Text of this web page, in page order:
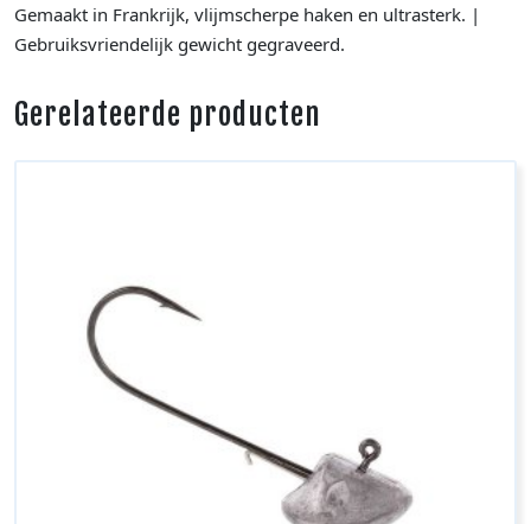
Gemaakt in Frankrijk, vlijmscherpe haken en ultrasterk. |
Gebruiksvriendelijk gewicht gegraveerd.
Gerelateerde producten